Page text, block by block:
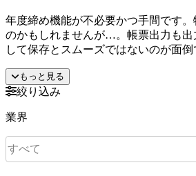
年度締め機能が不必要かつ手間です
のかもしれませんが…。帳票出力も出
して保存とスムーズではないのが面倒
もっと見る
絞り込み
業界
すべて